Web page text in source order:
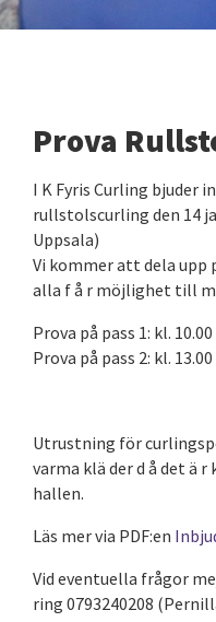
Prova
I K Fyris Curling bjuder
rullstolscurling den 14
Uppsala)
Vi kommer att dela upp
alla f å r möjlighet till
Prova på pass 1: kl. 10.00
Prova på pass 2: kl. 13.00
Utrustning för
varma klä der d å det ä r
hallen.
Läs mer via PDF:en
Vid eventuella frågor
ring 0793240208